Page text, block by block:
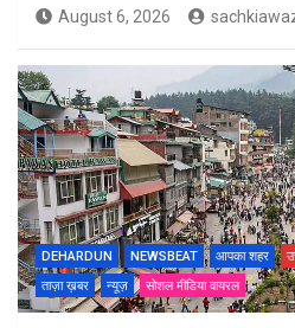
August 6, 2026
DEHARDUN NEWSBEAT आपका शहर
ताज़ा ख़बर
न्यूज़ सोशल मीडिया वायरल